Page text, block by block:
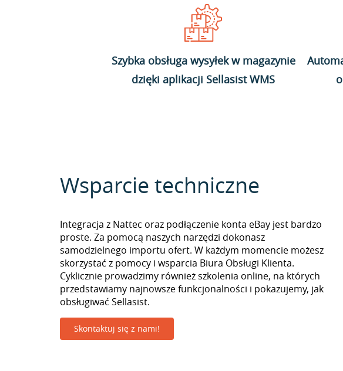
Szybka obsługa wysyłek w magazynie
dzięki aplikacji Sellasist WMS
Wsparcie techniczne
Integracja z Nattec oraz podłączenie konta eBay jest bardzo
proste. Za pomocą naszych narzędzi dokonasz
samodzielnego importu ofert. W każdym momencie możesz
skorzystać z pomocy i wsparcia Biura Obsługi Klienta.
Cyklicznie prowadzimy również szkolenia online, na których
przedstawiamy najnowsze funkcjonalności i pokazujemy, jak
obsługiwać Sellasist.
Skontaktuj się z nami!